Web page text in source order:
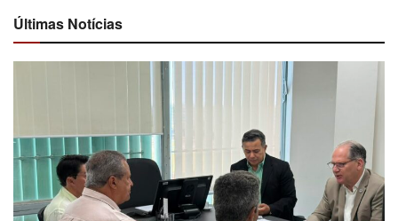
Últimas Notícias